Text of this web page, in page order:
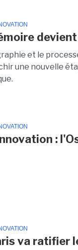
et le
une nouvelle
:
va ratifier